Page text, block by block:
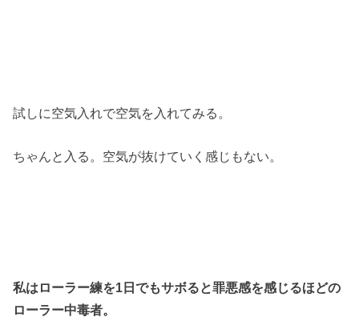
試しに空気入れで空気を入れてみる。
ちゃんと入る。空気が抜けていく感じもない。
私はローラー練を1日でもサボると罪悪感を感じるほどの
ローラー中毒者。